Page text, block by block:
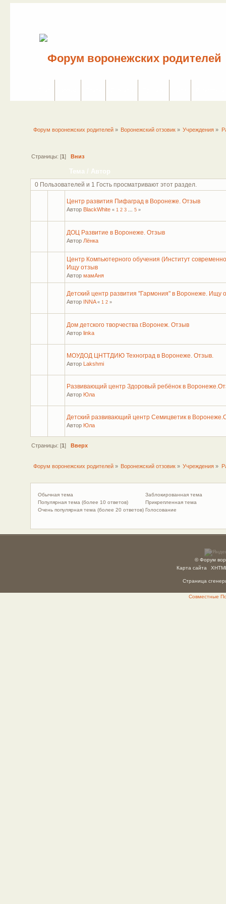
Форум воронежских родителей» Воронежский отзовик » Учреждения »
Страницы: [1 ] Вниз
Тема/ Автор
0 Пользователей и 1 Гость просматривают этот раздел.
Центр развития Пифаград в Воронеже. Отзыв
Автор BlackWhite « 1 2 3 ... 5»
ДОЦ Развитие в Воронеже. Отзыв
Автор Лёнка
Центр Компьютерного обучения (Институт
Ищу отзыв
Автор мамАня
Детский центр развития "Гармония" в Воронеже. Ищу
Автор INNA « 1 2»
Дом детского творчества г.Воронеж. Отзыв
Автор linka
МОУДОД ЦНТТДИЮ Техноград в Воронеже. Отзыв.
Автор Lakshmi
Развивающий центр Здоровый ребёнок в
Автор Юла
Детский развивающий центр Семицветик в
Автор Юла
Страницы: [1] Вверх
Форум воронежских родителей» Воронежский отзовик » Учреждения »
Обычная тема
Популярная тема (более 10 ответов)
Очень популярная тема (более 20 ответов)
Заблокированная тема
Прикрепленная тема
Голосование
© Форум
Карта сайта
Страница
Совместные